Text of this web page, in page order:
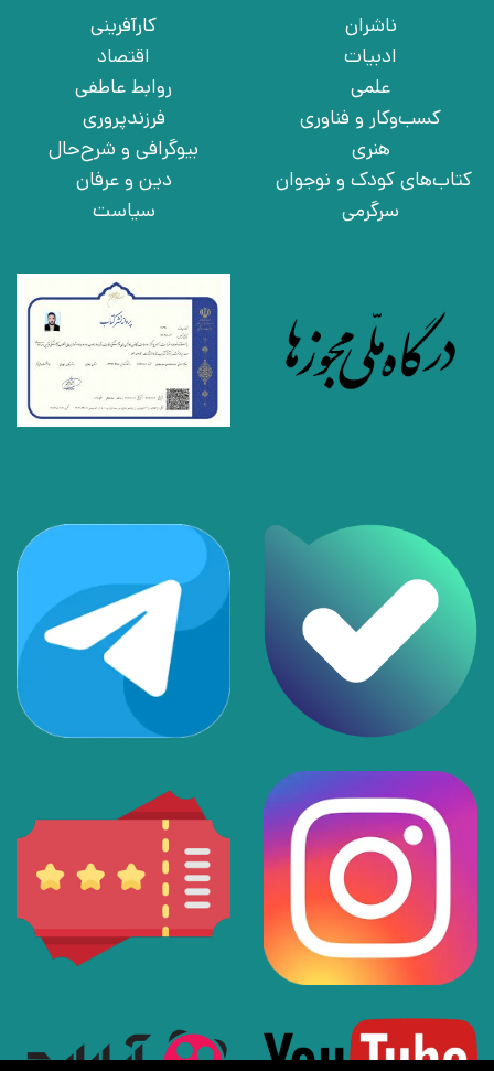
ناشران
ادبیات
علمی
کسب‌وکار و فناوری
هنری
کتاب‌های کودک و نوجوان
سرگرمی
کارآفرینی
اقتصاد
روابط عاطفی
فرزندپروری
بیوگرافی و شرح‌حال
دین و عرفان
سیاست